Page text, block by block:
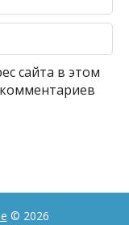
сайта в этом
© 2026